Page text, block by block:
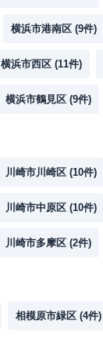
横浜市港南区 (9件)
横浜市西区 (11件)
横浜市鶴見区 (9件)
川崎市川崎区 (10件)
川崎市中原区 (10件)
川崎市多摩区 (2件)
相模原市緑区 (4件)